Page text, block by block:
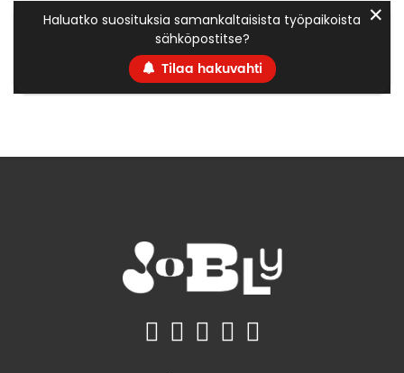
Haluatko suosituksia samankaltaisista työpaikoista
sähköpostitse?
Tilaa hakuvahti
✕